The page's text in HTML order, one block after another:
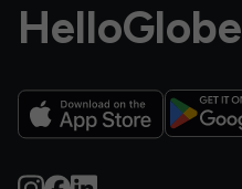
HelloGlobe